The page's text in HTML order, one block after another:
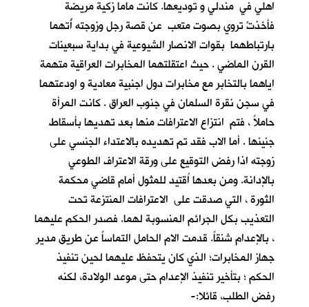
اهلي في مندلي و توديعها. كانت ماما زكية مريضة
فأخذتْ تروي بصوت متعب عن قصة رجل وزوجته أُتهما
بارتباطهما بقوات الانصار الشيوعية في بداية سبعينات
القرن الماضي . حيث اعتقلتهما المخابرات العراقية متهمة
اياهما بالتخابر مع مخابرات دول اجنبية معادية و اودعتهما
في سجن نقرة السلمان في جنوب العراق . كانت المرأة
حاملاً ، فتم انتزاع الاعترافات منها بعد تهديها بأسقاط
جنينها . أما الاب فقد تم تهديده بالاعتداء الجنسي على
زوجته اذا رفض التوقيع على ورقة الاعتراف الطوعي
بالإدانة. ومن بعدها اُقتيد للمثول أمام قاضي محكمة
الثورة ، التي صدقت على الاعترافات المنتزعة تحت
التعذيب بكل الجرائم المنسوبة لهما. فصدر الحكم عليهما
، بالإعدام شنقاً. قدمت الام الحامل التماساً عن طريق مدير
جهاز المخابرات؛ الذي كان يتحفظ عليهما لحين تنفيذ
الحكم ؛ بتأخير تنفيذ الإعدام حتى موعد الولادة، لكنه
رفض الطلب، قائلا:-